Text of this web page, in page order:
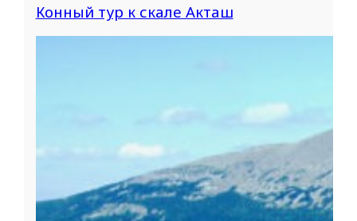
Конный тур к скале Акташ